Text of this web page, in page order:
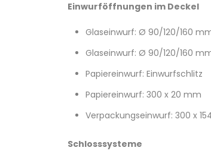
Einwurföffnungen im Deckel
Glaseinwurf: Ø 90/120/160
Glaseinwurf: Ø 90/120/160
Papiereinwurf: Einwurfschlitz
Papiereinwurf: 300 x 20 mm
Verpackungseinwurf: 300 x
Schlosssysteme